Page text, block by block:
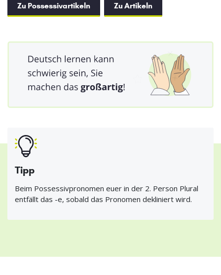
Zu Possessivartikeln Zu Artikeln
Tipp
Beim Possessivpronomen euer in der 2. Person Plural
entfällt das -e, sobald das Pronomen dekliniert wird.